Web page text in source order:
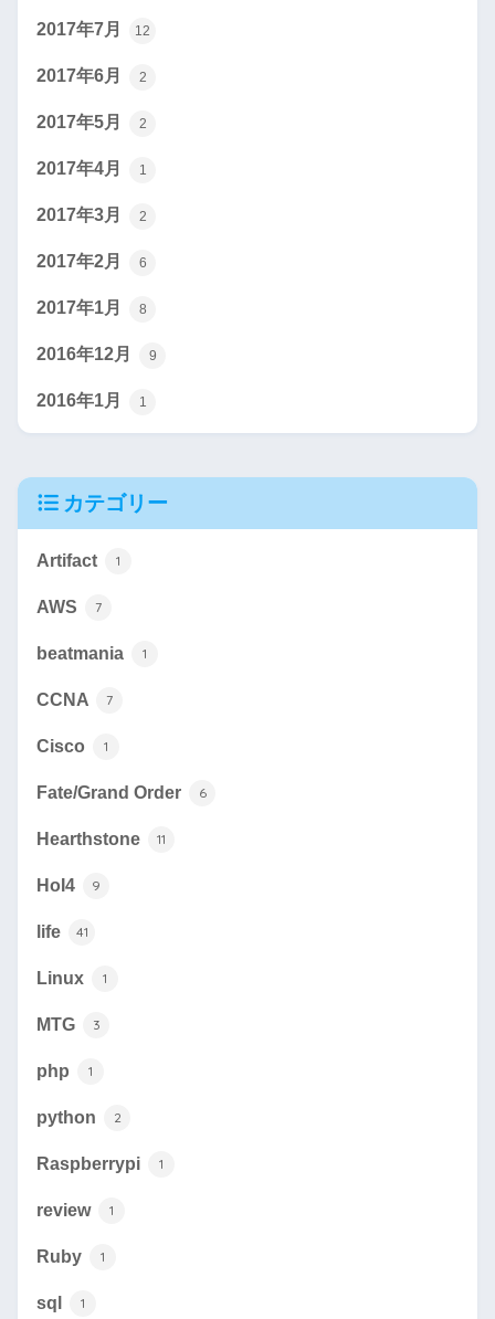
2017年7月 12
2017年6月 2
2017年5月 2
2017年4月 1
2017年3月 2
2017年2月 6
2017年1月 8
2016年12月 9
2016年1月 1
カテゴリー
Artifact 1
AWS 7
beatmania 1
CCNA 7
Cisco 1
Fate/Grand Order 6
Hearthstone 11
HoI4 9
life 41
Linux 1
MTG 3
php 1
python 2
Raspberrypi 1
review 1
Ruby 1
sql 1